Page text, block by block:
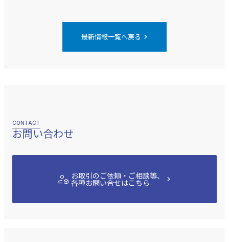
最新情報一覧へ戻る chevron_right
CONTACT
お問い合わせ
deployed_code_account お取引のご依頼・ご相談等、
各種お問い合せはこちら chevron_right